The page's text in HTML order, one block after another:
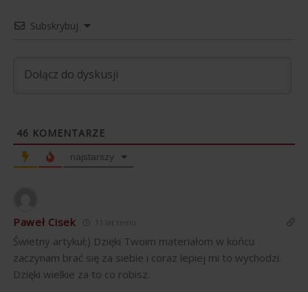
Subskrybuj
46 KOMENTARZE
najstarszy
Paweł Cisek 11 lat temu
Świetny artykuł;) Dzięki Twoim materiałom w końcu
zaczynam brać się za siebie i coraz lepiej mi to wychodzi.
Dzięki wielkie za to co robisz.